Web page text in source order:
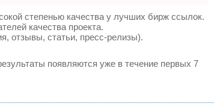
степенью качества у лучших бирж ссылок.
качества проекта.
отзывы, статьи, пресс-релизы).
появляются уже в течение первых 7